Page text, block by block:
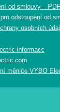
od smlouvy – PDF
odstoupení od
osobních
informace
měniče VYBO